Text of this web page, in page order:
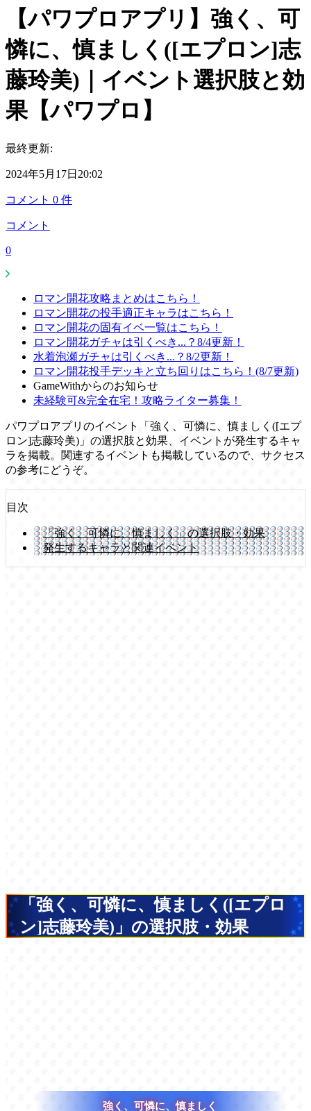
【パワプロアプリ】強く、可
憐に、慎ましく([エプロン]志
藤玲美)｜イベント選択肢と効
果【パワプロ】
最終更新:
2024年5月17日20:02
コメント 0 件
コメント
0
ロマン開花攻略まとめはこちら！
ロマン開花の投手適正キャラはこちら！
ロマン開花の固有イベ一覧はこちら！
ロマン開花ガチャは引くべき...？8/4更新！
水着泡瀬ガチャは引くべき...？8/2更新！
ロマン開花投手デッキと立ち回りはこちら！(8/7更新)
GameWithからのお知らせ
未経験可&完全在宅！攻略ライター募集！
パワプロアプリのイベント「強く、可憐に、慎ましく([エプ
ロン]志藤玲美)」の選択肢と効果、イベントが発生するキャ
ラを掲載。関連するイベントも掲載しているので、サクセス
の参考にどうぞ。
目次
「強く、可憐に、慎ましく」の選択肢・効果
発生するキャラと関連イベント
「強く、可憐に、慎ましく([エプロ
ン]志藤玲美)」の選択肢・効果
強く、可憐に、慎ましく